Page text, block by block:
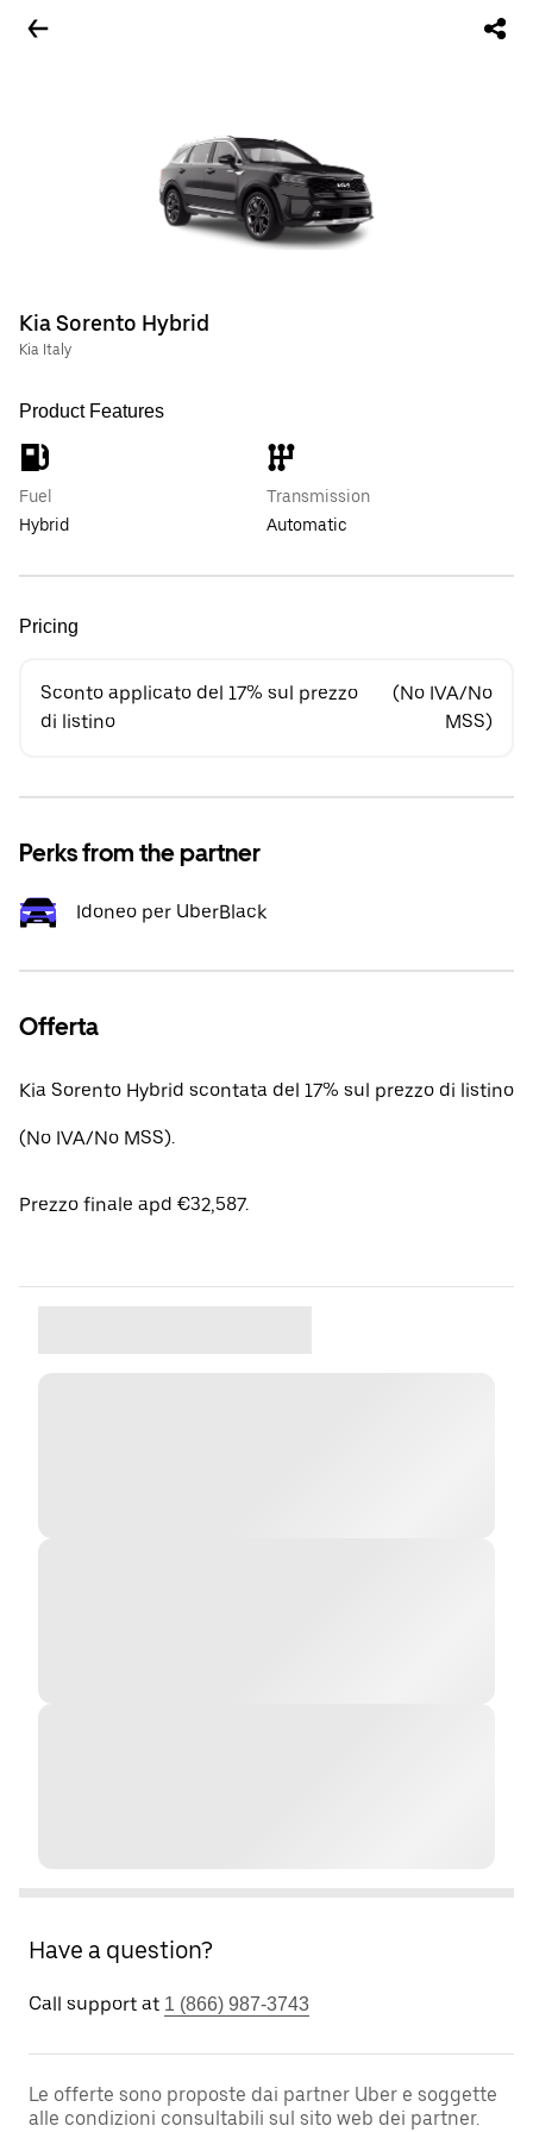
Kia Sorento Hybrid
Kia Italy
Product Features
Fuel
Hybrid
Transmission
Automatic
Pricing
Sconto applicato del 17% sul prezzo
di listino
(No IVA/No
MSS)
Perks from the partner
Idoneo per UberBlack
Offerta
Kia Sorento Hybrid scontata del 17% sul prezzo di listino
(No IVA/No MSS).
Prezzo finale apd €32,587.
Have a question?
Call support at 1 (866) 987-3743
Le offerte sono proposte dai partner Uber e soggette
alle condizioni consultabili sul sito web dei partner.